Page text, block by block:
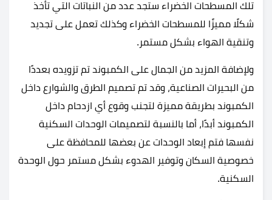
تلك المسطحات الخضراء ستجد عدد من النباتات التي تأخذ
شكلًا مميزًا للمسطحات الخضراء وكذلك تعمل على تجديد
وتنقية الهواء بشكل مستمر.
ولإضافة المزيد من الجمال على الكمبوند تم تزويده بعددًا
من البحيرات الصناعية، وقد تم تصميم الطرق والشوارع داخل
الكمبوند بطريقة مميزة لتجنب وقوع أي ازدحام داخل
الكمبوند أبدًا، أما بالنسبة لتصميمات الوحدات السكنية
نفسها فتم إبعاد الوحدات عن بعضها للمحافظة على
خصوصية السكان وتوفير الهدوء بشكل مستمر حول الوحدة
السكنية.